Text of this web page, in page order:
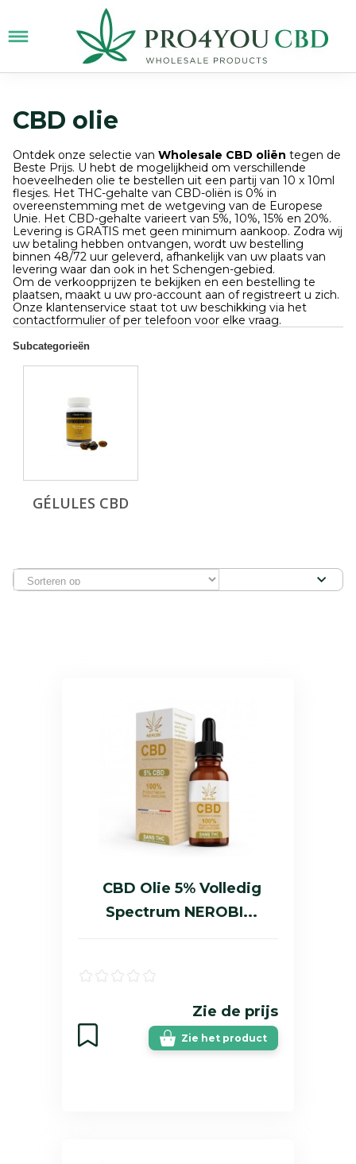
CBD olie
Ontdek onze selectie van Wholesale CBD oliën tegen de
Beste Prijs. U hebt de mogelijkheid om verschillende
hoeveelheden olie te bestellen uit een partij van 10 x 10ml
flesjes. Het THC-gehalte van CBD-oliën is 0% in
overeenstemming met de wetgeving van de Europese
Unie. Het CBD-gehalte varieert van 5%, 10%, 15% en 20%.
Levering is GRATIS met geen minimum aankoop. Zodra wij
uw betaling hebben ontvangen, wordt uw bestelling
binnen 48/72 uur geleverd, afhankelijk van uw plaats van
levering waar dan ook in het Schengen-gebied.
Om de verkoopprijzen te bekijken en een bestelling te
plaatsen, maakt u uw pro-account aan of registreert u zich.
Onze klantenservice staat tot uw beschikking via het
contactformulier of per telefoon voor elke vraag.
Subcategorieën
GÉLULES CBD
CBD Olie 5% Volledig
Spectrum NEROBI...
Zie de prijs
Zie het product